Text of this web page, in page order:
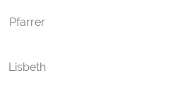
Pfarrer
Lisbeth